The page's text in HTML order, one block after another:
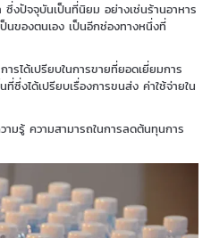
ซึ่งปัจจุบันเป็นที่นิยม อย่างเช่นร้านอาหาร
นของตนเอง เป็นอีกช่องทางหนึ่งที่
รได้เปรียบในการขายที่ยอดเยี่ยมการ
งได้เปรียบเรื่องการขนส่ง ค่าใช้จ่ายใน
มรู้ ความสามารถในการลดต้นทุนการ